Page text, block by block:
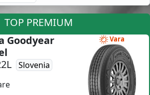
- COLABORARE COMPANII
(0 PRODUSE
TOP PREMIUM
Vara
Goodyear
Slovenia